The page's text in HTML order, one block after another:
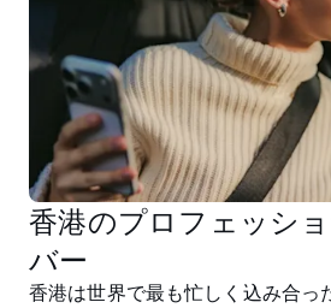
香港のプロフェッシ
バー
香港は世界で最も忙しく込み合っ